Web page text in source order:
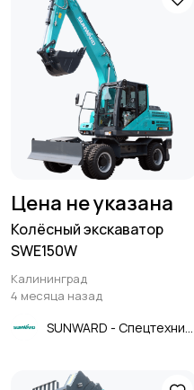
Цена не указана
Колёсный экскаватор
SWE150W
Калининград
4 месяца назад